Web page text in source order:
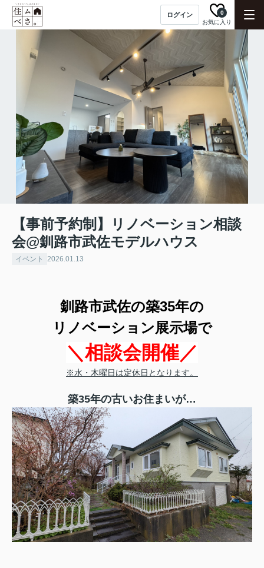
ログイン
お気に入り
0
【事前予約制】リノベーション相談
会@釧路市武佐モデルハウス
イベント 2026.01.13
釧路市武佐の築35年の
リノベーション展示場で
＼相談会開催／
※水・木曜日は定休日となります。
築35年の古いお住まいが…